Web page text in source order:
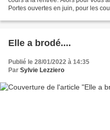
Portes ouvertes en juin, pour les
Elle a brodé....
Publié le 28/01/2022 à 14:35
Par Sylvie Lezziero